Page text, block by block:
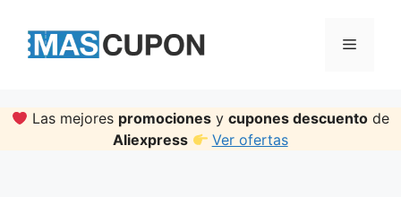
content
Menu
Las mejores promociones ycupones descuento de
Aliexpress
Ver ofertas